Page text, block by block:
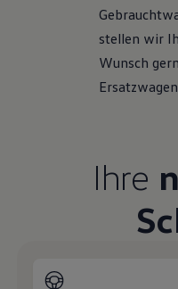
stellen wir
Wunsch
Ihre